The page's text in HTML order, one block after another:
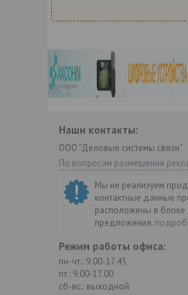
Наши контакты:
ООО "Деловые системы связи"
По вопросам размещения
Мы не реализуем
контактные данные
расположены в блоке
предложения.
Режим работы офиса:
пн-чт.: 9.00-17.45
пт.: 9.00-17.00
сб-вс.: выходной